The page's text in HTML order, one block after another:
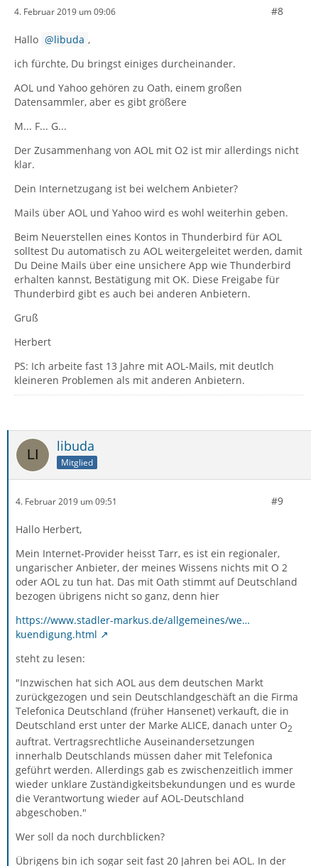
4. Februar 2019 um 09:06 #8
Hallo libuda ,
ich fürchte, Du bringst einiges durcheinander.
AOL und Yahoo gehören zu Oath, einem großen
Datensammler, aber es gibt größere
M... F... G...
Der Zusammenhang von AOL mit O2 ist mir allerdings nicht
klar.
Dein Internetzugang ist bei welchem Anbieter?
Mails über AOL und Yahoo wird es wohl weiterhin geben.
Beim Neuerstellen eines Kontos in Thunderbird für AOL
solltest Du automatisch zu AOL weitergeleitet werden, damit
Du Deine Mails über eine unsichere App wie Thunderbird
erhalten kannst, Bestätigung mit OK. Diese Freigabe für
Thunderbird gibt es auch bei anderen Anbietern.
Gruß
Herbert
PS: Ich arbeite fast 13 Jahre mit AOL-Mails, mit deutlch
kleineren Problemen als mit anderen Anbietern.
libuda
Mitglied
4. Februar 2019 um 09:51 #9
Hallo Herbert,
Mein Internet-Provider heisst Tarr, es ist ein regionaler,
ungarischer Anbieter, der meines Wissens nichts mit O 2
oder AOL zu tun hat. Das mit Oath stimmt auf Deutschland
bezogen übrigens nicht so ganz, denn hier
https://www.stadler-markus.de/allgemeines/we…
kuendigung.html
steht zu lesen:
"Inzwischen hat sich AOL aus dem deutschen Markt
zurückgezogen und sein Deutschlandgeschäft an die Firma
Telefonica Deutschland (früher Hansenet) verkauft, die in
Deutschland erst unter der Marke ALICE, danach unter O2
auftrat. Vertragsrechtliche Auseinandersetzungen
innerhalb Deutschlands müssen daher mit Telefonica
geführt werden. Allerdings gab es zwischenzeitlich immer
wieder unklare Zuständigkeitsbekundungen und es wurde
die Verantwortung wieder auf AOL-Deutschland
abgeschoben."
Wer soll da noch durchblicken?
Übrigens bin ich sogar seit fast 20 Jahren bei AOL. In der